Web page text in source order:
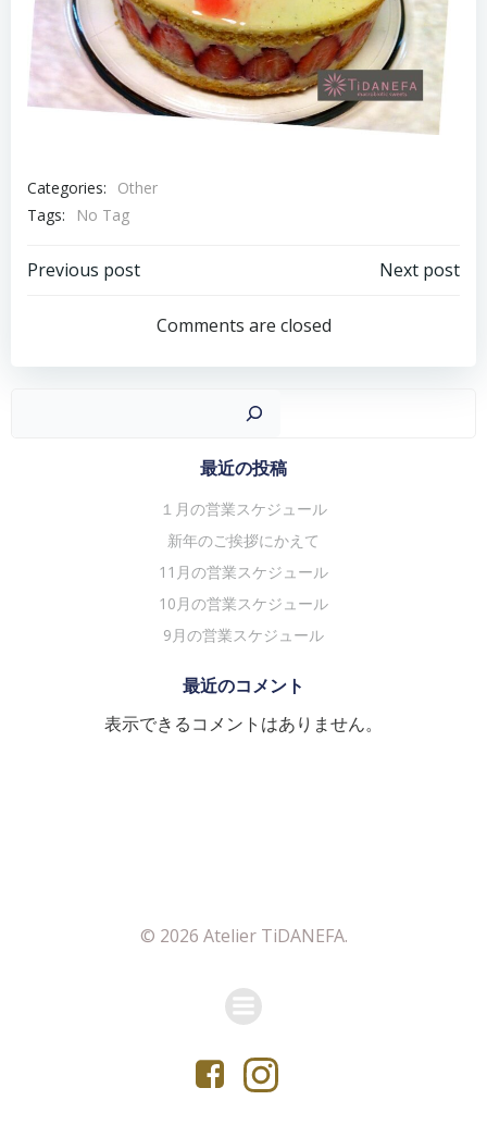
Categories:
Other
Tags:
No Tag
投
ビ
Previous post
ナ
ビ
ゲ
シ
ョ
ン
Next post
Comments are closed
最近の投稿
１月の営業スケジュール
新年のご挨拶にかえて
11月の営業スケジュール
10月の営業スケジュール
9月の営業スケジュール
最近のコメント
表示できるコメントはありません。
© 2026 Atelier TiDANEFA.